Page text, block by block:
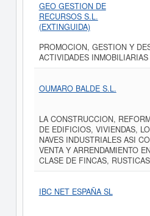
GEO GESTION DE
RECURSOS S.L.
(EXTINGUIDA)
PROMOCION, GESTION Y
ACTIVIDADES
OUMARO BALDE S.L.
LA CONSTRUCCION,
DE EDIFICIOS, VIVIENDAS,
NAVES INDUSTRIALES ASI
VENTA Y ARRENDAMIENTO
CLASE DE FINCAS,
IBC NET ESPAÑA SL